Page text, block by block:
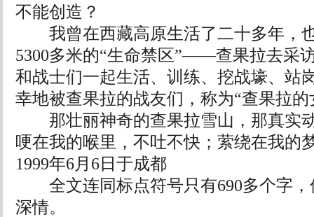
不能创造？
我曾在西藏高原生活了二十多年，
5300多米的“生命禁区”——查果拉去采
和战士们一起生活、训练、挖战壕、
幸地被查果拉的战友们，称为“查果拉的
那壮丽神奇的查果拉雪山，那真实
哽在我的喉里，不吐不快；萦绕在我的
1999年6月6日于成都
全文连同标点符号只有690多个字，
深情。